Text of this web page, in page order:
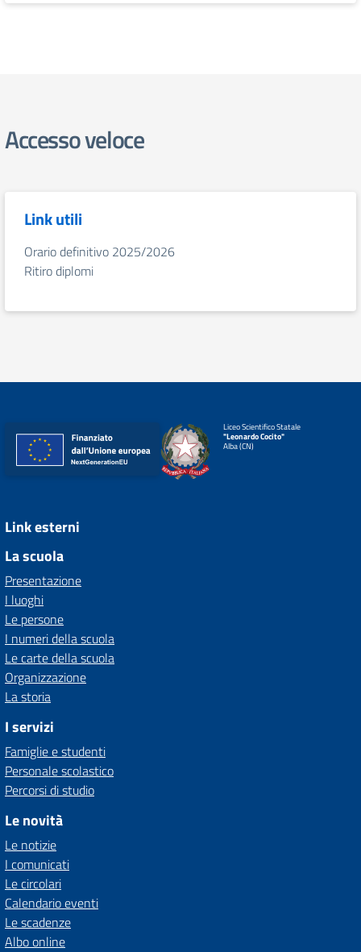
Accesso veloce
Link utili
Orario definitivo 2025/2026
Ritiro diplomi
Liceo Scientifico Statale
"Leonardo Cocito"
Alba (CN)
Link esterni
La scuola
Presentazione
I luoghi
Le persone
I numeri della scuola
Le carte della scuola
Organizzazione
La storia
I servizi
Famiglie e studenti
Personale scolastico
Percorsi di studio
Le novità
Le notizie
I comunicati
Le circolari
Calendario eventi
Le scadenze
Albo online